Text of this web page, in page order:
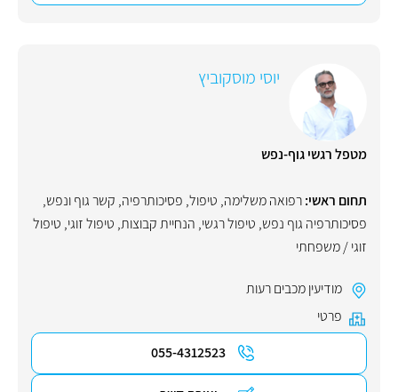
יוסי מוסקוביץ
מטפל רגשי גוף-נפש
תחום ראשי:רפואה משלימה, טיפול, פסיכותרפיה, קשר גוף ונפש,
פסיכותרפיה גוף נפש, טיפול רגשי, הנחיית קבוצות, טיפול זוגי, טיפול
זוגי / משפחתי
מודיעין מכבים רעות
פרטי
055-4312523